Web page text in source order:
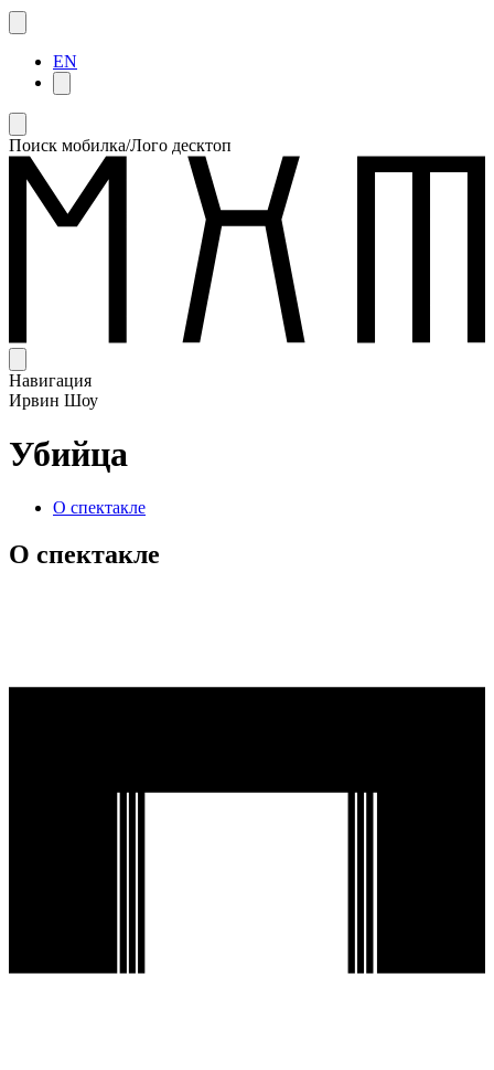
EN
Поиск мобилка/Лого десктоп
Навигация
Ирвин Шоу
Убийца
О спектакле
О спектакле